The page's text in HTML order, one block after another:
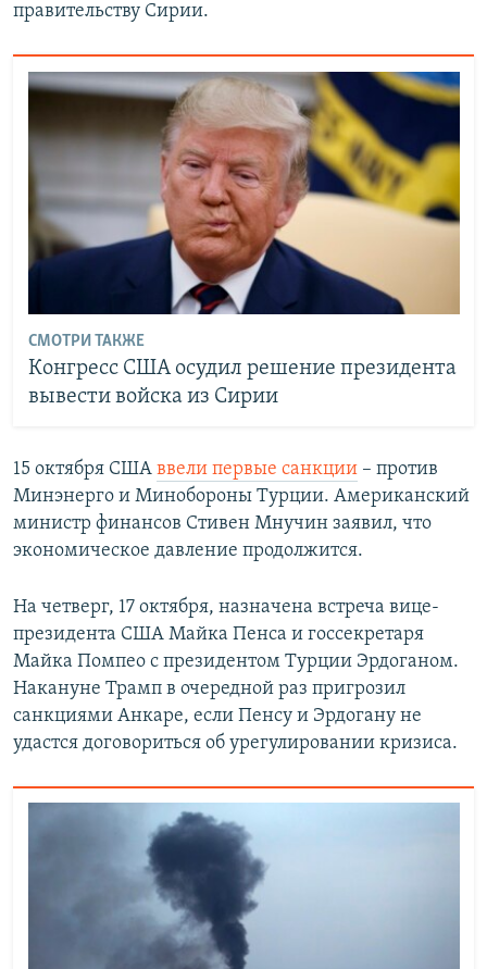
правительству Сирии.
СМОТРИ ТАКЖЕ
Конгресс США осудил решение президента
вывести войска из Сирии
15 октября США ввели первые санкции – против
Минэнерго и Минобороны Турции. Американский
министр финансов Стивен Мнучин заявил, что
экономическое давление продолжится.
На четверг, 17 октября, назначена встреча вице-
президента США Майка Пенса и госсекретаря
Майка Помпео с президентом Турции Эрдоганом.
Накануне Трамп в очередной раз пригрозил
санкциями Анкаре, если Пенсу и Эрдогану не
удастся договориться об урегулировании кризиса.